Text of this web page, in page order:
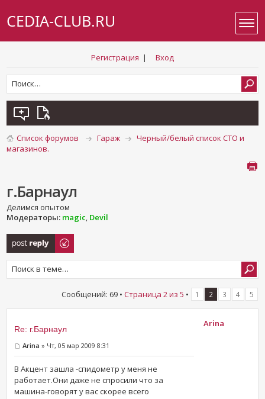
CEDIA-CLUB.RU
Регистрация | Вход
Список форумов Гараж
Черный/белый список СТО и
магазинов.
г.Барнаул
Делимся опытом
Модераторы: magic, Devil
Ответить
Сообщений: 69 • Страница 2 из 5 • 1 2 3 4 5
Re: г.Барнаул
Arina » Чт, 05 мар 2009 8:31
В Акцент зашла -спидометр у меня не
работает.Они даже не спросили что за
машина-говорят у вас скорее всего
Arina